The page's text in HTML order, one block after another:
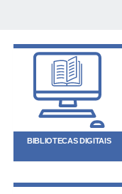
BIBLIOTECAS DIGITAIS